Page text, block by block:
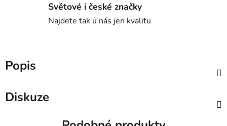
Světové i české značky
Najdete tak u nás jen kvalitu
Popis
Diskuze